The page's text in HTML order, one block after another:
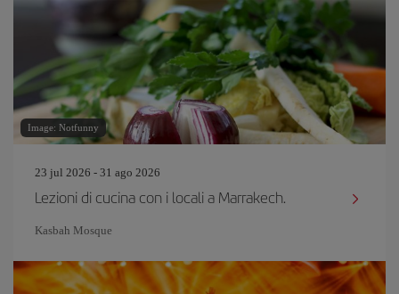
Image: Notfunny
23 jul 2026 - 31 ago 2026
Lezioni di cucina con i locali a Marrakech.
Kasbah Mosque